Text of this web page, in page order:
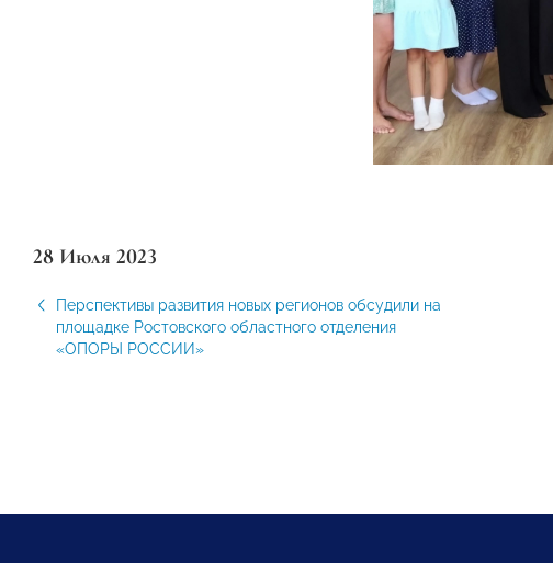
28 Июля 2023
Перспективы развития новых регионов обсудили на
площадке Ростовского областного отделения
«ОПОРЫ РОССИИ»